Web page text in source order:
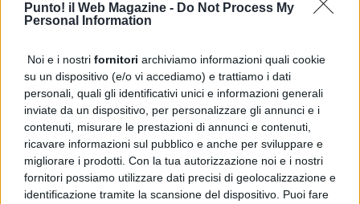
Punto! il Web Magazine - Do Not Process My
Personal Information
Noi e i nostri fornitori archiviamo informazioni quali cookie
su un dispositivo (e/o vi accediamo) e trattiamo i dati
personali, quali gli identificativi unici e informazioni generali
inviate da un dispositivo, per personalizzare gli annunci e i
contenuti, misurare le prestazioni di annunci e contenuti,
ricavare informazioni sul pubblico e anche per sviluppare e
migliorare i prodotti. Con la tua autorizzazione noi e i nostri
fornitori possiamo utilizzare dati precisi di geolocalizzazione e
identificazione tramite la scansione del dispositivo. Puoi fare
CRONACA 1 ora fa
Castellammare, irrompe con un machete dal
parrucchiere: arrestato
CRONACA 1 ora fa
Pozzuoli, inseguimento e droga: arrestati due
pusher di Giugliano